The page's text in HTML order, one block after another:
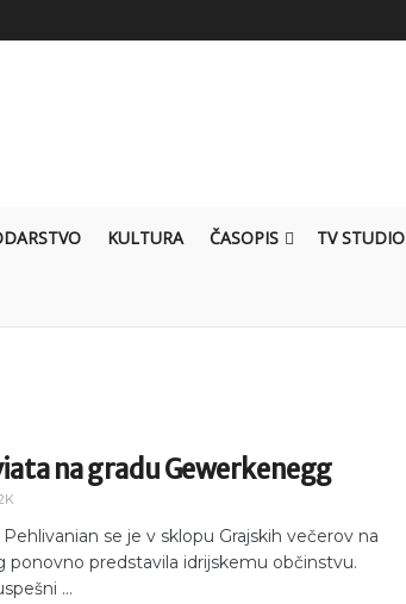
KULTURA ČASOPIS TV STUDIO
na gradu Gewerkenegg
se je v sklopu Grajskih večerov na
ponovno predstavila idrijskemu občinstvu.
...